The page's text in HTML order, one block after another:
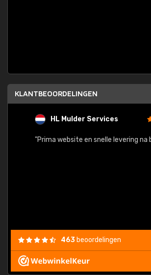
KLANTBEOORDELINGEN
HL Mulder Services
"Prima website en snelle levering na
463 beoordelingen